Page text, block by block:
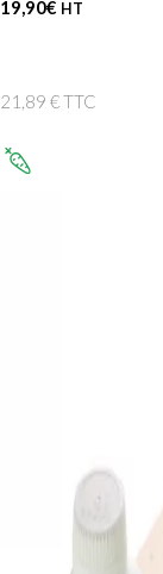
19,90€ HT
21,89 € TTC